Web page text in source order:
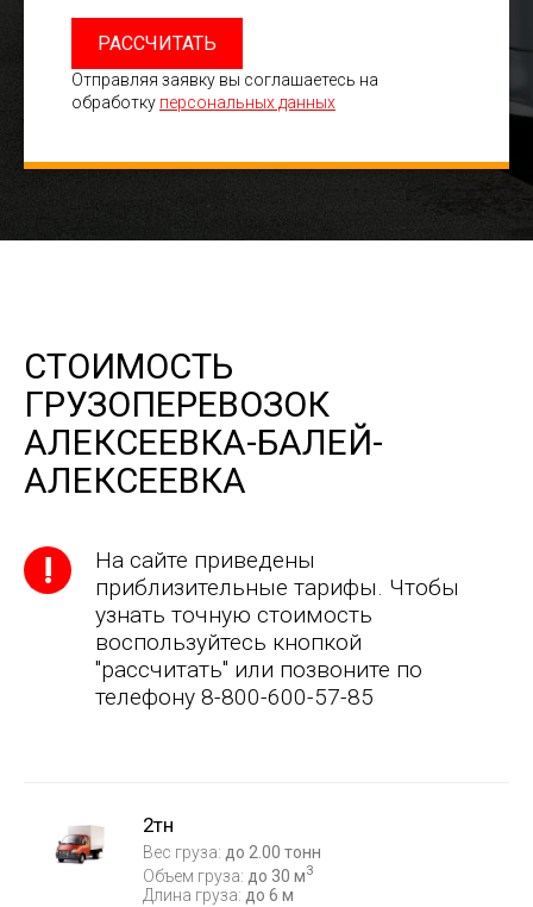
РАССЧИТАТЬ
Отправляя заявку вы соглашаетесь на
обработку персональных данных
СТОИМОСТЬ
ГРУЗОПЕРЕВОЗОК
АЛЕКСЕЕВКА-БАЛЕЙ-
АЛЕКСЕЕВКА
На сайте приведены
приблизительные тарифы. Чтобы
узнать точную стоимость
воспользуйтесь кнопкой
"рассчитать" или позвоните по
телефону 8-800-600-57-85
2тн
Вес груза: до 2.00 тонн
Объем груза: до 30 м3
Длина груза: до 6 м